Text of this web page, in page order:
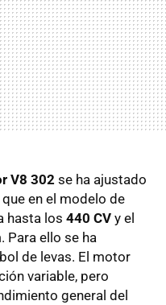
V8 302 se ha ajustado
en el modelo de
hasta los 440 CV y el
. Para ello se ha
de levas. El motor
variable, pero
general del